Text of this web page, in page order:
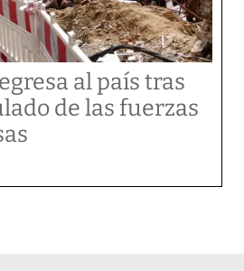
al país tras
de las fuerzas